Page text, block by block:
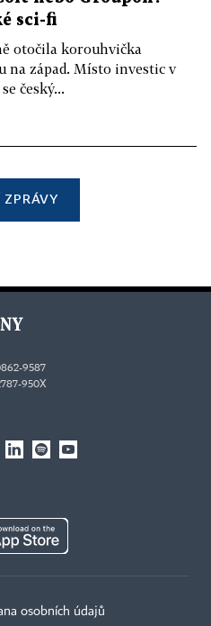
sci-fi
otočila korouhvička
na západ. Místo investic v
český...
ZPRÁVY
9587
950X
osobních údajů